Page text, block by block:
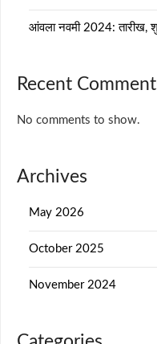
आंवला नवमी 2024: तारीख,
Recent
No comments to show.
Archives
May 2026
October 2025
November 2024